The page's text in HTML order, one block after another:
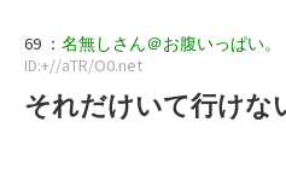
69 ： 名無しさん＠お腹いっぱい。
ID:+//aTR/O0.net
それだけいて行けな